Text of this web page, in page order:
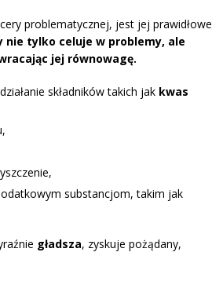
problematycznej, jest jej prawidłowe
nie tylko celuje w problemy, ale
jej równowagę.
składników takich jak kwas
substancjom, takim jak
gładsza, zyskuje pożądany,